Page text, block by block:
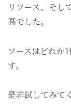
リソース、そし
高でした。
ソースはどれか
す。
是非試してみて